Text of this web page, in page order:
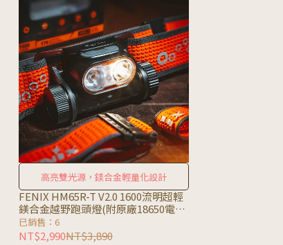
高亮雙光源，鎂合金輕量化設計
FENIX HM65R-T V2.0 1600流明超輕
鎂合金越野跑頭燈(附原廠18650電池
1顆)
已銷售：6
NT$2,990NT$3,890